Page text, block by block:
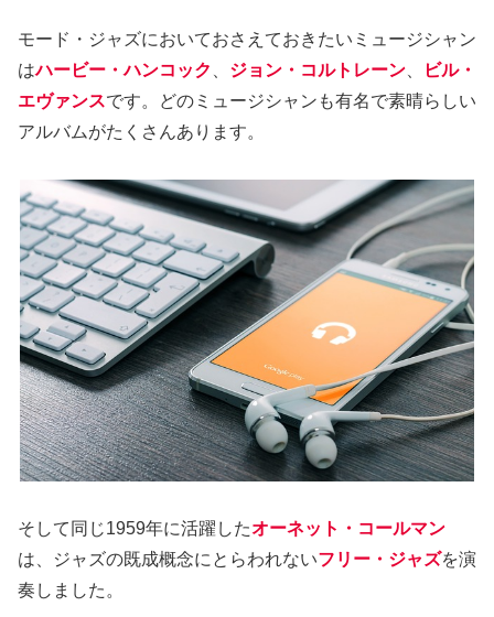
モード・ジャズにおいておさえておきたいミュージシャン
はハービー・ハンコック ジョン・コルトレーン
ビル・
エヴァンスです。どのミュージシャンも有名で素晴らしい
アルバムがたくさんあります。
そして同じ1959年に活躍したオーネット・コールマン
は、ジャズの既成概念にとらわれないフリー・ジャズを演
奏しました。